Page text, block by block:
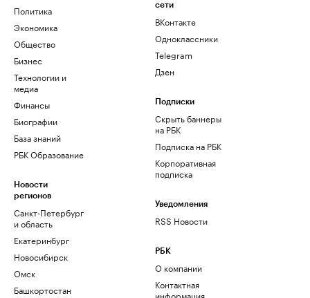
Политика
Экономика
Общество
Бизнес
Технологии и
медиа
Финансы
Биографии
База знаний
РБК Образование
Новости
регионов
Санкт-Петербург
и область
Екатеринбург
Новосибирск
Омск
Башкортостан
сети
ВКонтакте
Одноклассники
Telegram
Дзен
Подписки
Скрыть баннеры
на РБК
Подписка на РБК
Корпоративная
подписка
Уведомления
RSS Новости
РБК
О компании
Контактная
информация